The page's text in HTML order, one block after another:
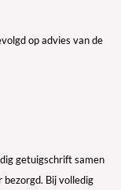
op advies van de
getuigschrift samen
bezorgd. Bij volledig